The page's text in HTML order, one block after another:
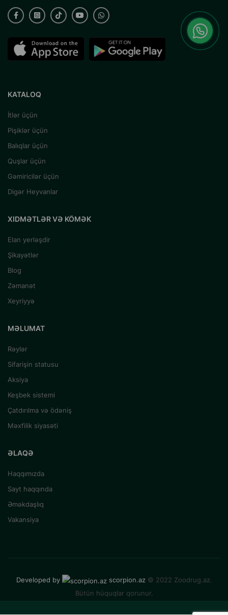
KATALOQ
İtlər üçün
Pişiklər üçün
Balıqlar üçün
Quşlar üçün
Gəmiricilər üçün
Digər Heyvanlar
XIDMƏTLƏR VƏ KÖMƏK
Elan yerləşdir
Şikayətlər
Blog
Zəmanət
Xeyriyyə
MƏLUMAT
Rəylər
Sifarişin statusu
Aksiya
Keşbek sistemi
Çatdırılma və ödəniş
Məxfilik siyasəti
ƏLAQƏ
Haqqımızda
Sayt haqqında
Əməkdaşlıq
Vakansiya
Developed by scorpion.az © 2022 Zoodrug.az.
Bütün hüquqlar qorunur.